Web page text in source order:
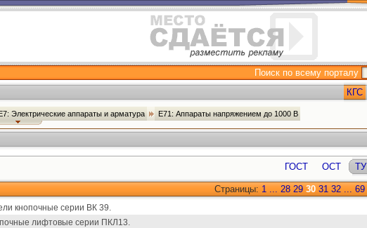
Поиск по всему порталу
КГС
Электрические аппараты и арматура Е71: Аппараты напряжением до 1000 В
ГОСТ ОСТ ТУ
Страницы: 1 ... 28 29 30 31 32 ... 69
кнопочные серии ВК 39.
лифтовые серии ПКЛ13.